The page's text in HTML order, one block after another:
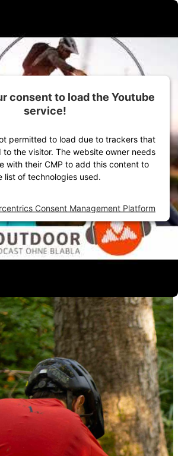
am Gehrenberg/Markdorf
consent to load the Youtube
service!
permitted to load due to trackers that
to the visitor. The website owner needs
with their CMP to add this content to
list of technologies used.
Consent Management Platform